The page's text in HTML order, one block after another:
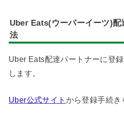
Uber Eats(ウーバーイーツ)配
法
Uber Eats配達パートナーに登
します。
Uber公式サイト から登録手続き